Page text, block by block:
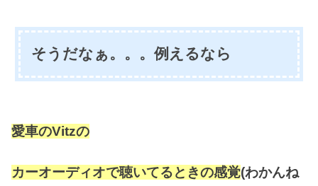
そうだなぁ。。。例えるなら
愛車のVitzの
カーオーディオで聴いてるときの感覚(わかんね